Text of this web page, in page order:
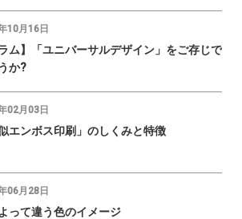
10月16日
ラム】「ユニバーサルデザイン」をご存じで
か?
02月03日
似エンボス印刷」のしくみと特徴
06月28日
って違う色のイメージ